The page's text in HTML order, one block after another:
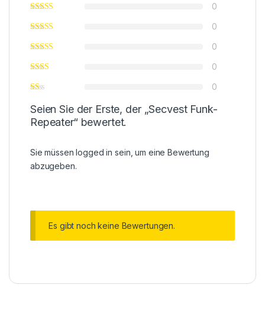
0
0
0
0
0
Seien Sie der Erste, der „Secvest Funk-
Repeater“ bewertet.
Sie müssenlogged in sein, um eine Bewertung
abzugeben.
Es gibt noch keine Bewertungen.